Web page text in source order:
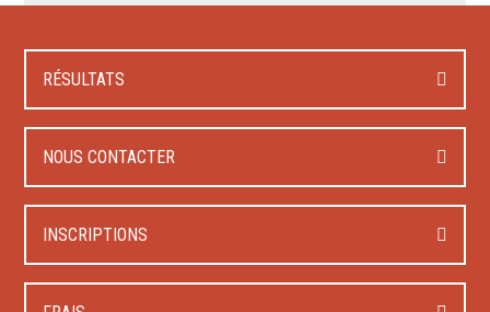
RÉSULTATS
NOUS CONTACTER
INSCRIPTIONS